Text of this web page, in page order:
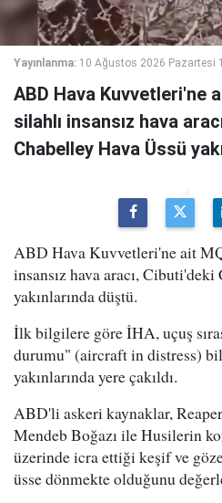
Yayınlanma: 10 Ağustos 2026 Pazartesi
ABD Hava Kuvvetleri'ne
silahlı insansız hava
Chabelley Hava Üssü
ABD Hava Kuvvetleri'ne ait
insansız hava aracı,
yakınlarında düştü.
İlk bilgilere göre İHA, uçuş
durumu" (aircraft in distress)
yakınlarında yere çakıldı.
ABD'li askeri kaynaklar,
Mendeb Boğazı ile Husilerin
üzerinde icra ettiği keşif ve
üsse dönmekte olduğunu